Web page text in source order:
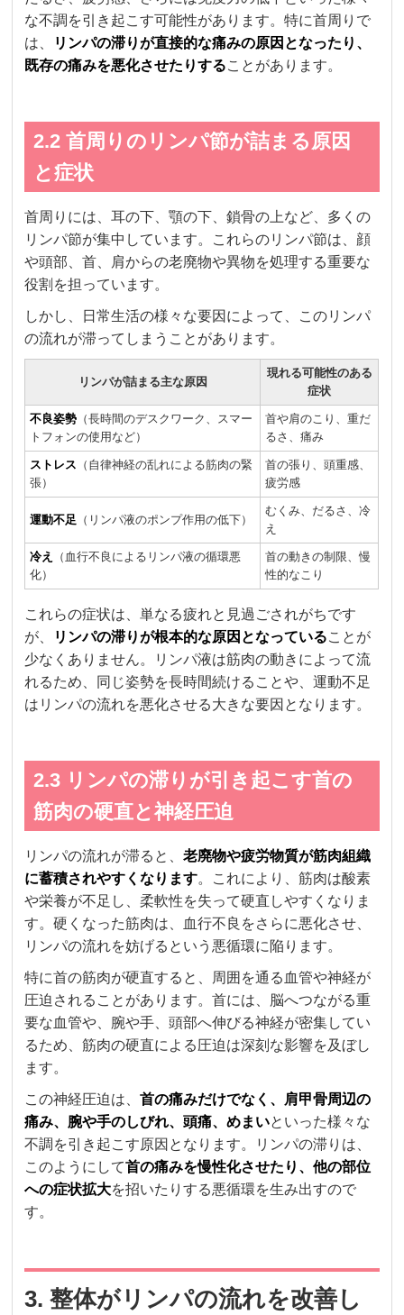
な不調を引き起こす可能性があります。特に首周りで
は、
リンパの滞りが直接的な痛みの原因となったり、
既存の痛みを悪化させたりすることがあります。
2.2 首周りのリンパ節が詰まる原因
と症状
首周りには、耳の下、顎の下、鎖骨の上など、多くの
リンパ節が集中しています。これらのリンパ節は、顔
や頭部、首、肩からの老廃物や異物を処理する重要な
役割を担っています。
しかし、日常生活の様々な要因によって、このリンパ
の流れが滞ってしまうことがあります。
リンパが詰まる主な原因
現れる可能性のある
症状
不良姿勢 （長時間のデスクワーク、スマー
トフォンの使用など）
首や肩のこり、重だ
るさ、痛み
ストレス （自律神経の乱れによる筋肉の緊
張）
首の張り、頭重感、
疲労感
運動不足 （リンパ液のポンプ作用の低下）
むくみ、だるさ、冷
え
冷え
（血行不良によるリンパ液の循環悪
化）
首の動きの制限、慢
性的なこり
これらの症状は、単なる疲れと見過ごされがちです
が、
リンパの滞りが根本的な原因となっていることが
少なくありません。リンパ液は筋肉の動きによって流
れるため、同じ姿勢を長時間続けることや、運動不足
はリンパの流れを悪化させる大きな要因となります。
2.3 リンパの滞りが引き起こす首の
筋肉の硬直と神経圧迫
リンパの流れが滞ると、老廃物や疲労物質が筋肉組織
に蓄積されやすくなります。これにより、筋肉は酸素
や栄養が不足し、柔軟性を失って硬直しやすくなりま
す。硬くなった筋肉は、血行不良をさらに悪化させ、
リンパの流れを妨げるという悪循環に陥ります。
特に首の筋肉が硬直すると、周囲を通る血管や神経が
圧迫されることがあります。首には、脳へつながる重
要な血管や、腕や手、頭部へ伸びる神経が密集してい
るため、筋肉の硬直による圧迫は深刻な影響を及ぼし
ます。
この神経圧迫は、首の痛みだけでなく、肩甲骨周辺の
痛み、腕や手のしびれ、頭痛、めまいといった様々な
不調を引き起こす原因となります。リンパの滞りは、
このようにして首の痛みを慢性化させたり、他の部位
への症状拡大を招いたりする悪循環を生み出すので
す。
3. 整体がリンパの流れを改善し